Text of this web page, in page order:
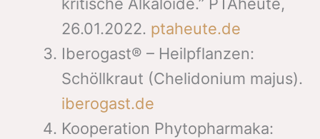
26.01.2022. ptaheute.de
Iberogast® – Heilpflanzen:
Schöllkraut (Chelidonium majus).
iberogast.de
Kooperation Phytopharmaka: